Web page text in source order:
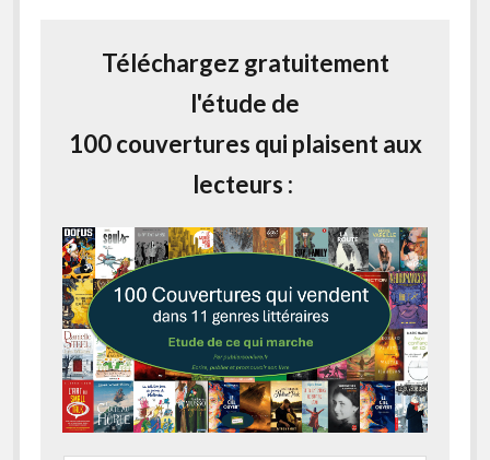
Téléchargez gratuitement
l'étude de
100 couvertures qui plaisent aux
lecteurs :